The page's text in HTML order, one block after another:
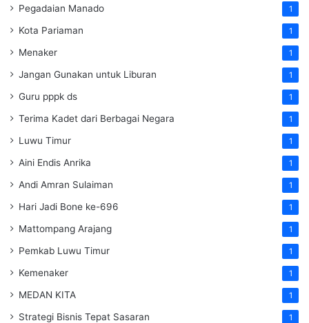
Pegadaian Manado 1
Kota Pariaman 1
Menaker 1
Jangan Gunakan untuk Liburan 1
Guru pppk ds 1
Terima Kadet dari Berbagai Negara 1
Luwu Timur 1
Aini Endis Anrika 1
Andi Amran Sulaiman 1
Hari Jadi Bone ke-696 1
Mattompang Arajang 1
Pemkab Luwu Timur 1
Kemenaker 1
MEDAN KITA 1
Strategi Bisnis Tepat Sasaran 1